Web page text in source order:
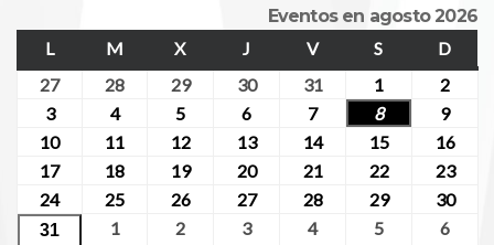
Eventos en agosto 2026
L
M X J V S
D
27
28 29 30 31 1
2
3
4 5 6 7 8
9
10
11 12 13 14 15
16
17
18 19 20 21 22
23
24
25 26 27 28 29 30
31 1 2 3 4 5 6